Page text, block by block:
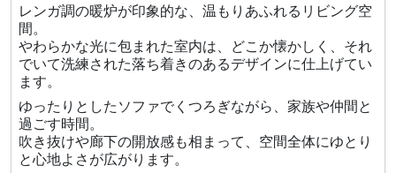
レンガ調の暖炉が印象的な、温もりあふれるリビング空
間。
やわらかな光に包まれた室内は、どこか懐かしく、それ
でいて洗練された落ち着きのあるデザインに仕上げてい
ます。
ゆったりとしたソファでくつろぎながら、家族や仲間と
過ごす時間。
吹き抜けや廊下の開放感も相まって、空間全体にゆとり
と心地よさが広がります。